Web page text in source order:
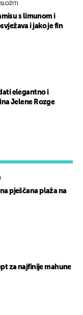
pješčana plaža na
za najfinije mahune
s limunom i
i jako je fin
elegantno i
Jelene Rozge